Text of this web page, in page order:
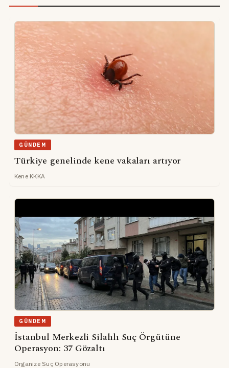
GÜNDEM
Türkiye genelinde kene vakaları artıyor
Kene KKKA
GÜNDEM
İstanbul Merkezli Silahlı Suç Örgütüne
Operasyon: 37 Gözaltı
Organize Suç Operasyonu